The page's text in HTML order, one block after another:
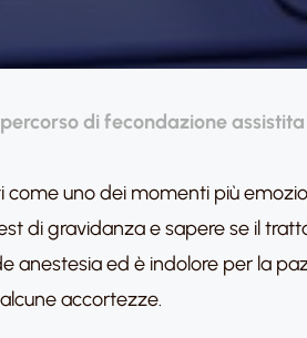
di fecondazione assistita
uno dei momenti più
di gravidanza e sapere se il
anestesia ed è indolore per la
accortezze.